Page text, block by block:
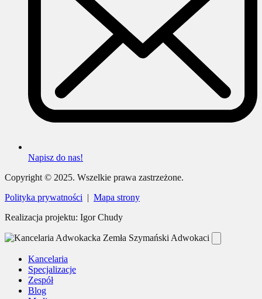
Napisz do nas!
Copyright © 2025. Wszelkie prawa zastrzeżone.
Polityka prywatności | Mapa strony
Realizacja projektu: Igor Chudy
Kancelaria
Specjalizacje
Zespół
Blog